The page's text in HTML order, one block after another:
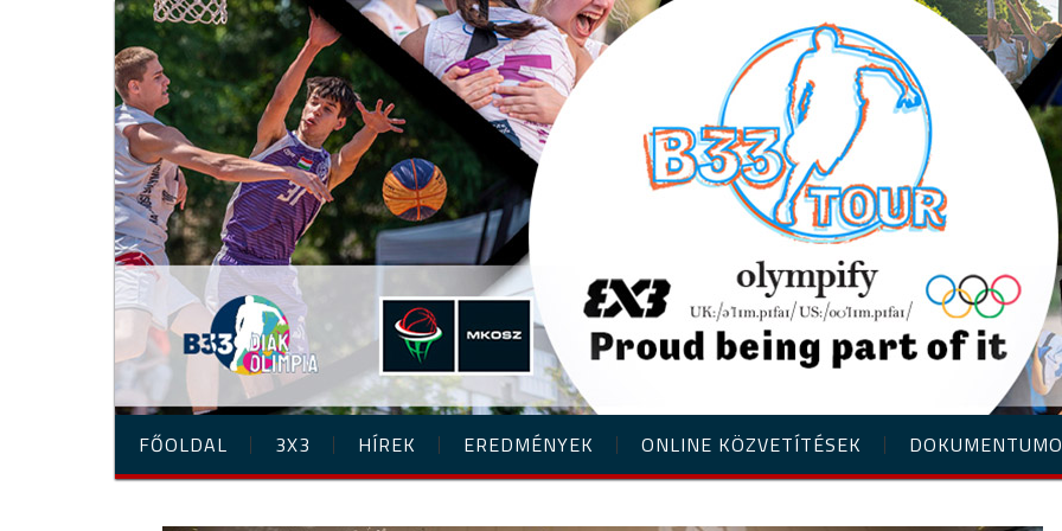
FŐOLDAL 3X3 HÍREK EREDMÉNYEK ONLINE KÖZVETÍTÉSEK